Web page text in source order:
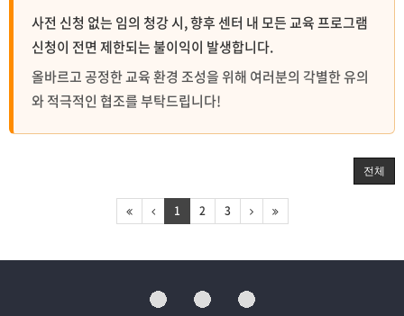
사전 신청 없는 임의 청강 시, 향후 센터 내 모든 교육 프로그램
신청이 전면 제한되는 불이익이 발생합니다.
올바르고 공정한 교육 환경 조성을 위해 여러분의 각별한 유의
와 적극적인 협조를 부탁드립니다!
전체
1 2 3